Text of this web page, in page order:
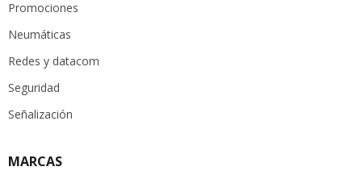
Promociones
Neumáticas
Redes y datacom
Seguridad
Señalización
MARCAS